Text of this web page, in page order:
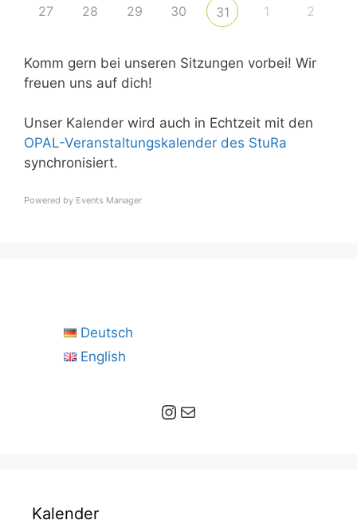
27 28 29 30 31 1 2
Komm gern bei unseren Sitzungen vorbei! Wir
freuen uns auf dich!
Unser Kalender wird auch in Echtzeit mit den
OPAL-Veranstaltungskalender des StuRa
synchronisiert.
Powered by Events Manager
Deutsch
English
Instagram E-Mail
Kalender